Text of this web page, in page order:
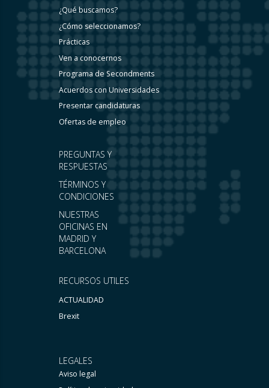
RECURSOS UTILES
ACTUALIDAD
Brexit
PREGUNTAS Y
RESPUESTAS
TÉRMINOS Y
CONDICIONES
NUESTRAS
OFICINAS EN
MADRID Y
BARCELONA
¿Qué buscamos?
¿Cómo seleccionamos?
Prácticas
Ven a conocernos
Programa de Secondments
Acuerdos con Universidades
Presentar candidaturas
Ofertas de empleo
LEGALES
Aviso legal